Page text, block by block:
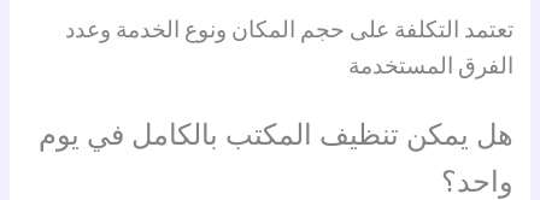
تعتمد التكلفة على حجم المكان ونوع الخدمة وعدد
الفرق المستخدمة
هل يمكن تنظيف المكتب بالكامل في يوم
واحد؟